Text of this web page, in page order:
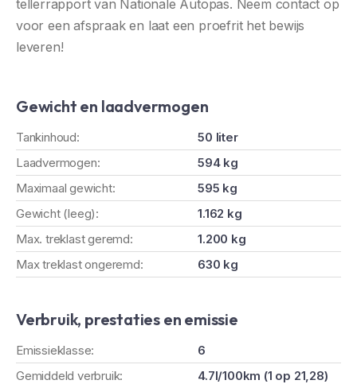
tellerrapport van Nationale Autopas. Neem contact op
voor een afspraak en laat een proefrit het bewijs
leveren!
Gewicht en laadvermogen
Tankinhoud:
50 liter
Laadvermogen:
594 kg
Maximaal gewicht:
595 kg
Gewicht (leeg):
1.162 kg
Max. treklast geremd:
1.200 kg
Max treklast ongeremd:
630 kg
Verbruik, prestaties en emissie
Emissieklasse:
6
Gemiddeld verbruik:
4.7l/100km (1 op 21,28)